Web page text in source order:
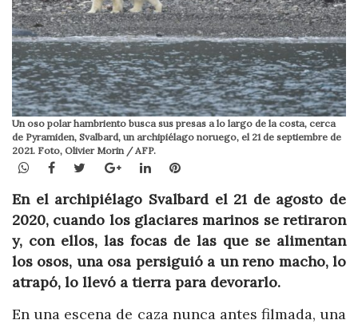
Un oso polar hambriento busca sus presas a lo largo de la costa, cerca
de Pyramiden, Svalbard, un archipiélago noruego, el 21 de septiembre de
2021. Foto, Olivier Morin / AFP.
WhatsApp
Facebook
TwitterGoogle+LinkedInPinterest
En el archipiélago Svalbard el 21 de agosto de
2020, cuando los glaciares marinos se retiraron
y, con ellos, las focas de las que se alimentan
los osos, una osa persiguió a un reno macho, lo
atrapó, lo llevó a tierra para devorarlo.
En una escena de caza nunca antes filmada, una